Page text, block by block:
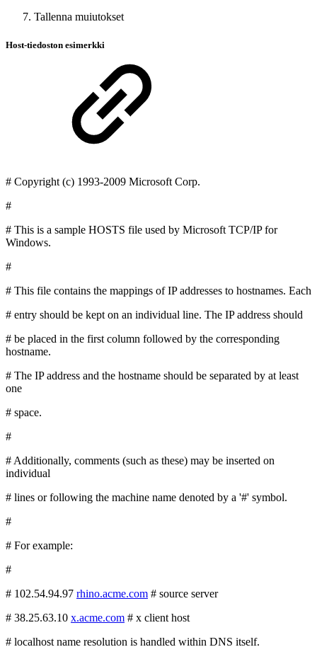
Tallenna muiutokset
Host-tiedoston esimerkki
# Copyright (c) 1993-2009 Microsoft Corp.
#
# This is a sample HOSTS file used by Microsoft TCP/IP for
Windows.
#
# This file contains the mappings of IP addresses to hostnames. Each
# entry should be kept on an individual line. The IP address should
# be placed in the first column followed by the corresponding
hostname.
# The IP address and the hostname should be separated by at least
one
# space.
#
# Additionally, comments (such as these) may be inserted on
individual
# lines or following the machine name denoted by a '#' symbol.
#
# For example:
#
# 102.54.94.97 rhino.acme.com # source server
# 38.25.63.10 x.acme.com # x client host
# localhost name resolution is handled within DNS itself.